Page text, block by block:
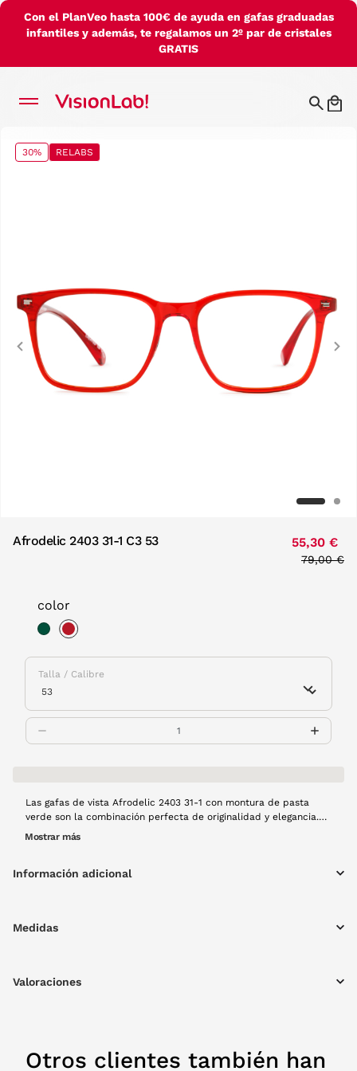
Con el PlanVeo hasta 100€ de ayuda en gafas graduadas
infantiles y además, te regalamos un 2º par de cristales
GRATIS
30% RELABS
Previous
Afrodelic 2403 31-1 C3 53 55,30 €
Price
79,00 €
color
Talla / Calibre
Las gafas de vista Afrodelic 2403 31-1 con montura de pasta
verde son la combinación perfecta de originalidad y elegancia.
Su tono vibrante pero sofisticado añade un toque de frescura y
Mostrar más
Información adicional
Medidas
Valoraciones
Otros clientes también han